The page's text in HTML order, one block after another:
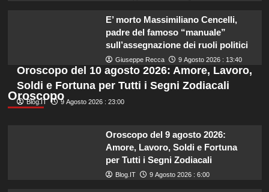
E’ morto Massimiliano Cencelli,
padre del famoso “manuale”
sull’assegnazione dei ruoli politici
Giuseppe Recca 9 Agosto 2026 : 13:40
Oroscopo
Oroscopo del 10 agosto 2026: Amore, Lavoro,
Soldi e Fortuna per Tutti i Segni Zodiacali
Blog.IT 9 Agosto 2026 : 23:00
Oroscopo del 9 agosto 2026:
Amore, Lavoro, Soldi e Fortuna
per Tutti i Segni Zodiacali
Blog.IT 9 Agosto 2026 : 6:00